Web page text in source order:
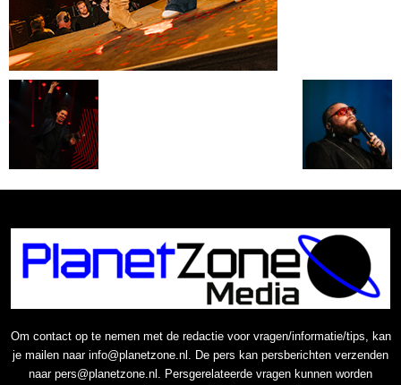
Om contact op te nemen met de redactie voor vragen/informatie/tips, kan
je mailen naar info@planetzone.nl. De pers kan persberichten verzenden
naar pers@planetzone.nl. Persgerelateerde vragen kunnen worden